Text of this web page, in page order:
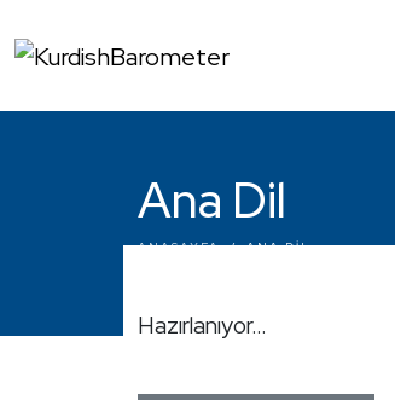
Ana Dil
ANASAYFA ANA DIL
Hazırlanıyor…